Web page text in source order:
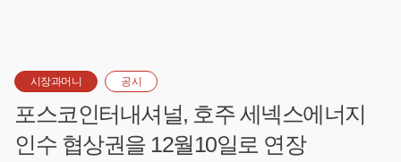
시장과머니 공시
포스코인터내셔널, 호주 세넥스에너지
인수 협상권을 12월10일로 연장